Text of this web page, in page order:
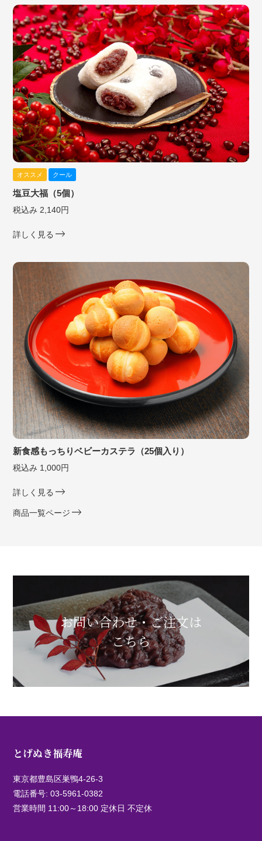
オススメ クール
塩豆大福（5個）
税込み 2,140円
詳しく見る
新食感もっちりベビーカステラ（25個入り）
税込み 1,000円
詳しく見る
商品一覧ページ
お問い合わせ・ご注文は
こちら
とげぬき福寿庵
東京都豊島区巣鴨4-26-3
電話番号:03-5961-0382
営業時間 11:00～18:00 定休日 不定休